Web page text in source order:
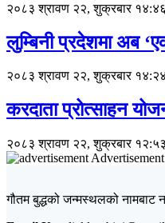
२०८३ श्रावण २२, शुक्रबार
लुम्बिनी प्रदेशमा अब
२०८३ श्रावण २२, शुक्रबार
करदाता प्रोत्साहन
२०८३ श्रावण २२, शुक्रबार
Advertisement
गौतम बुद्धको जन्मस्थलको नामबाट